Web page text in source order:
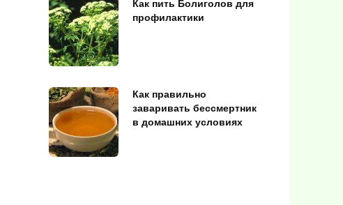
Как пить Болиголов для
профилактики
Как правильно
заваривать бессмертник
в домашних условиях